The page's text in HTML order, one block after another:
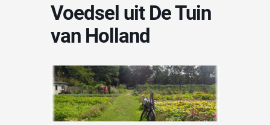
Voedsel uit De Tuin
van Holland